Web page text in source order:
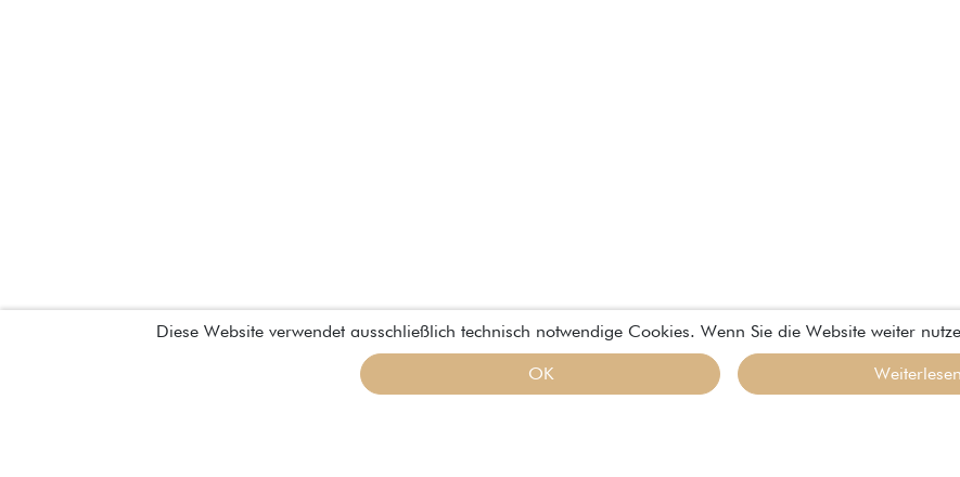
Diese Website verwendet ausschließlich technisch notwendige Cookies. Wenn Sie die Website weiter
OK Weiterlesen